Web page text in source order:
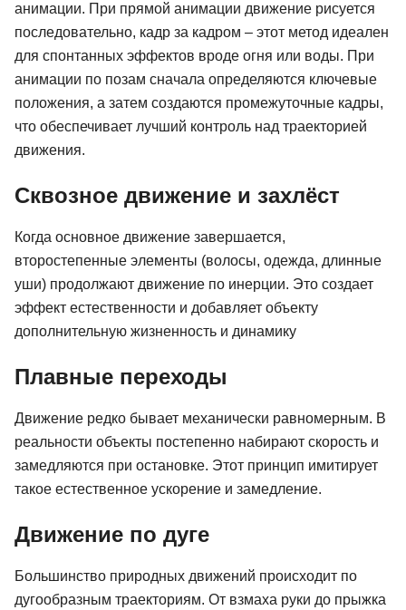
анимации. При прямой анимации движение рисуется
последовательно, кадр за кадром – этот метод идеален
для спонтанных эффектов вроде огня или воды. При
анимации по позам сначала определяются ключевые
положения, а затем создаются промежуточные кадры,
что обеспечивает лучший контроль над траекторией
движения.
Сквозное движение и захлёст
Когда основное движение завершается,
второстепенные элементы (волосы, одежда, длинные
уши) продолжают движение по инерции. Это создает
эффект естественности и добавляет объекту
дополнительную жизненность и динамику
Плавные переходы
Движение редко бывает механически равномерным. В
реальности объекты постепенно набирают скорость и
замедляются при остановке. Этот принцип имитирует
такое естественное ускорение и замедление.
Движение по дуге
Большинство природных движений происходит по
дугообразным траекториям. От взмаха руки до прыжка